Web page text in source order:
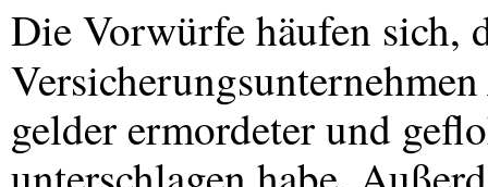
Die Vorwürfe häufen sich,
Versicherungsunternehmen
gelder ermordeter und